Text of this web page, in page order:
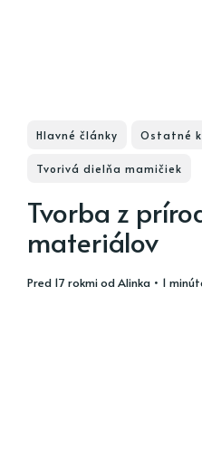
Hlavné články Ostatné
Tvorivá dielňa mamičiek
Tvorba z
materiálov
pred 17 rokmiodAlinka • 1